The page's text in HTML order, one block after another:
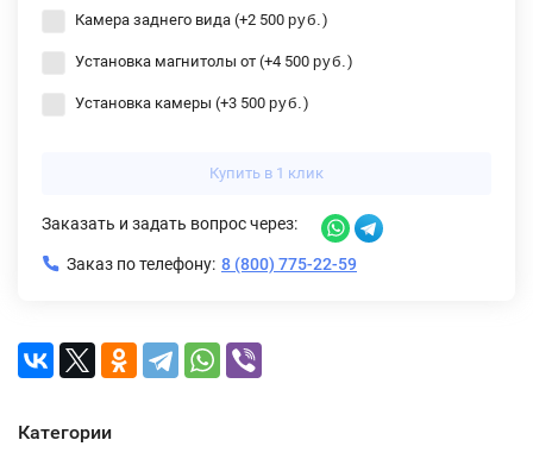
Камера заднего вида (+2 500 руб. )
Установка магнитолы от (+4 500 руб. )
Установка камеры (+3 500 руб. )
Купить в 1 клик
Заказать и задать вопрос через:
Заказ по телефону: 8 (800) 775-22-59
Категории